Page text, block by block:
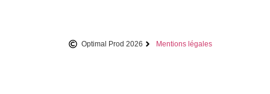
Optimal Prod 2026 Mentions légales